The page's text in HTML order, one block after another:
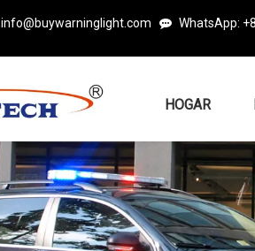
info@buywarninglight.com  WhatsApp:
HOGAR